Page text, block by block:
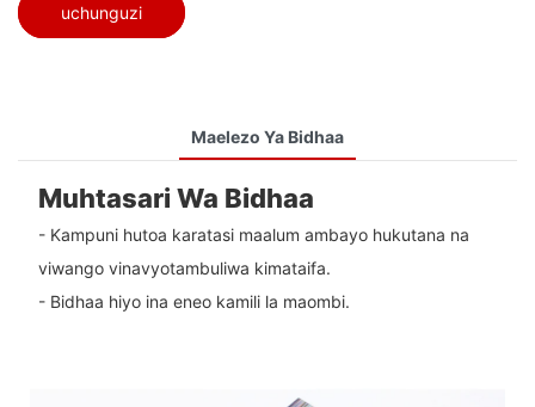
uchunguzi
Maelezo Ya Bidhaa
Muhtasari Wa Bidhaa
- Kampuni hutoa karatasi maalum ambayo hukutana na
viwango vinavyotambuliwa kimataifa.
- Bidhaa hiyo ina eneo kamili la maombi.